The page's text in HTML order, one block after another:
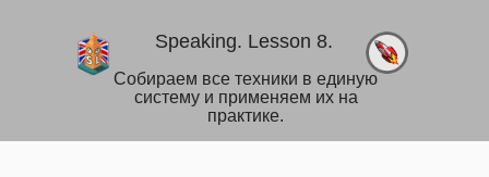
Speaking. Lesson 8.
Собираем все техники в единую
систему и применяем их на
практике.